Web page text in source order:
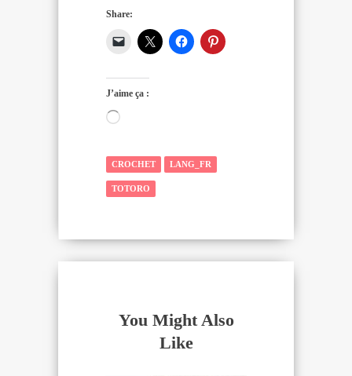
Share:
J’aime ça :
Chargement…
CROCHET LANG_FR
TOTORO
You Might Also
Like